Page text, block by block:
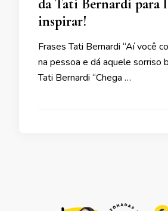
da Tati Bernardi para
inspirar!
Frases Tati Bernardi “Aí você
na pessoa e dá aquele sorriso
Tati Bernardi “Chega …